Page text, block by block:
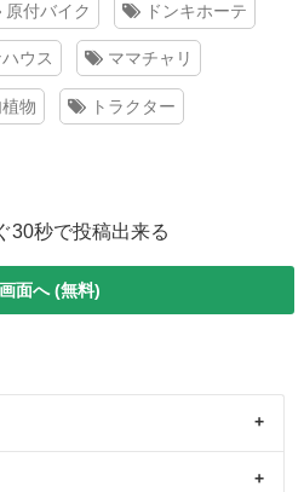
原付バイク ドンキホーテ
ウス ママチャリ
物 トラクター
30秒で投稿出来る
面へ (無料)